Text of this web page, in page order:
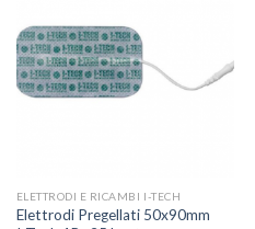
ELETTRODI E RICAMBI I-TECH
Elettrodi Pregellati 50x90mm